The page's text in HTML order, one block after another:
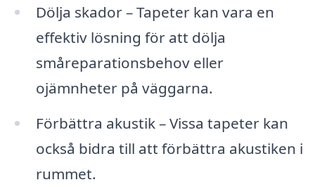
Dölja skador – Tapeter kan vara en
effektiv lösning för att dölja
småreparationsbehov eller
ojämnheter på väggarna.
Förbättra akustik – Vissa tapeter kan
också bidra till att förbättra akustiken i
rummet.